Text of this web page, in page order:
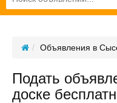
Объявления в
Подать
доске